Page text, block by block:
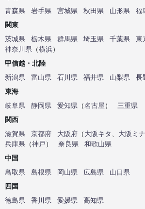
青森県
岩手県 宮城県 秋田県 山形県
福
関東
茨城県
栃木県 群馬県 埼玉県 千葉県
東
神奈川県 （横浜）
甲信越・北陸
新潟県
富山県 石川県 福井県 山梨県
長
東海
岐阜県
静岡県 愛知県 （名古屋）
三重県
関西
滋賀県
京都府 大阪府 （大阪キタ 大阪ミ
兵庫県 （神戸） 奈良県
和歌山県
中国
鳥取県
島根県 岡山県 広島県
山口県
四国
徳島県
香川県 愛媛県
高知県